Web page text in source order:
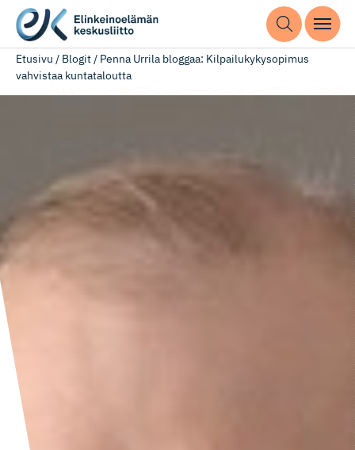
Etusivu / Blogit/ Penna Urrila bloggaa: Kilpailukykysopimus
vahvistaa kuntataloutta